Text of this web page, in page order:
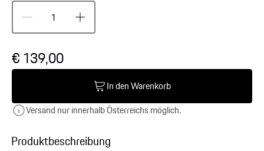
Produktbeschreibung
€ 139,00
In den Warenkorb
Versand nur innerhalb Österreichs möglich.